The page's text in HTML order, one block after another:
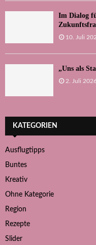
Im Dialog
10. Juli
„Uns als
2. Juli
KATEGORIEN
Ausflugtipps
Buntes
Kreativ
Ohne Kategorie
Region
Rezepte
Slider